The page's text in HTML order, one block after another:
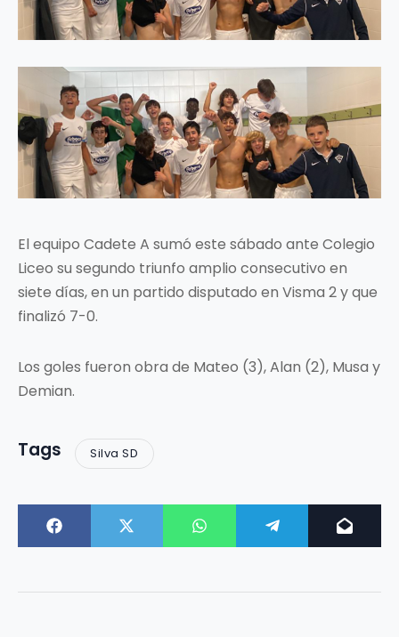
El equipo Cadete A sumó este sábado ante Colegio
Liceo su segundo triunfo amplio consecutivo en
siete días, en un partido disputado en Visma 2 y que
finalizó 7-0.
Los goles fueron obra de Mateo (3), Alan (2), Musa y
Demian.
Tags Silva SD